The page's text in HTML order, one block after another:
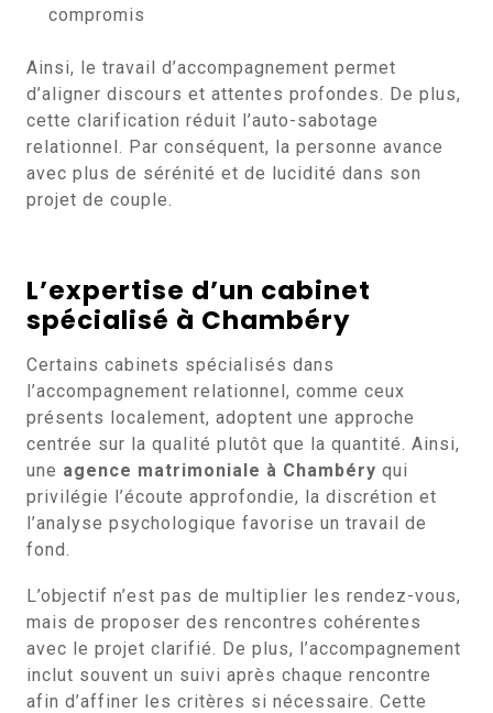
compromis
Ainsi, le travail d’accompagnement permet
d’aligner discours et attentes profondes. De plus,
cette clarification réduit l’auto-sabotage
relationnel. Par conséquent, la personne avance
avec plus de sérénité et de lucidité dans son
projet de couple.
L’expertise d’un cabinet
spécialisé à Chambéry
Certains cabinets spécialisés dans
l’accompagnement relationnel, comme ceux
présents localement, adoptent une approche
centrée sur la qualité plutôt que la quantité. Ainsi,
une agence matrimoniale à Chambéry qui
privilégie l’écoute approfondie, la discrétion et
l’analyse psychologique favorise un travail de
fond.
L’objectif n’est pas de multiplier les rendez-vous,
mais de proposer des rencontres cohérentes
avec le projet clarifié. De plus, l’accompagnement
inclut souvent un suivi après chaque rencontre
afin d’affiner les critères si nécessaire. Cette